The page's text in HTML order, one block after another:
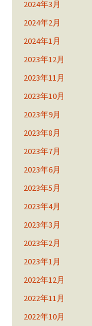
2024年3月
2024年2月
2024年1月
2023年12月
2023年11月
2023年10月
2023年9月
2023年8月
2023年7月
2023年6月
2023年5月
2023年4月
2023年3月
2023年2月
2023年1月
2022年12月
2022年11月
2022年10月